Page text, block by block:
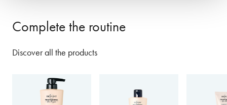
Complete the routine
Discover all the products